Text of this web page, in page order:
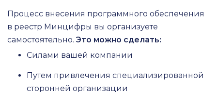
Процесс внесения программного обеспечения
в реестр Минцифры вы организуете
самостоятельно. Это можно сделать:
Силами вашей компании
Путем привлечения специализированной
сторонней организации